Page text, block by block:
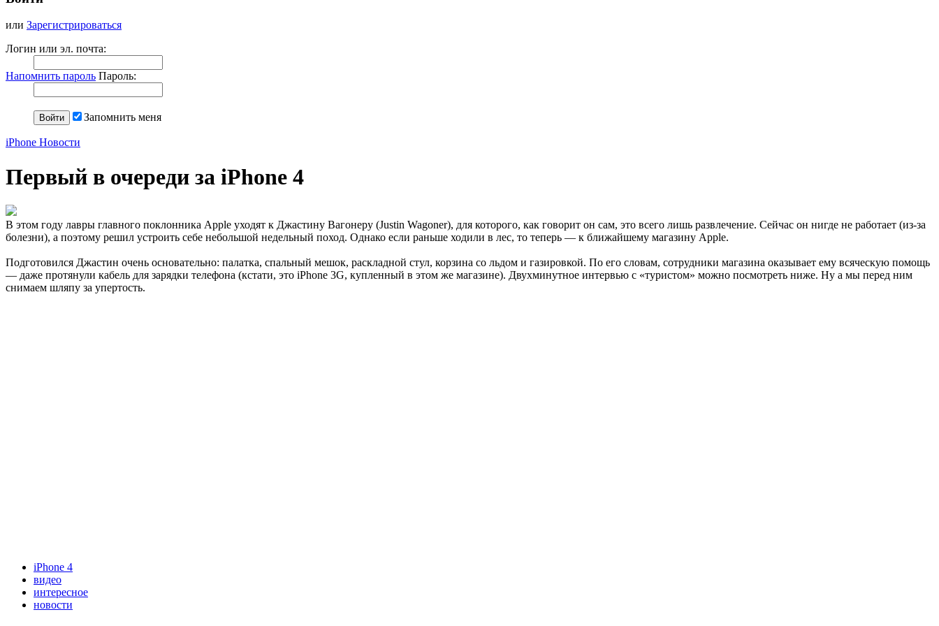
или Зарегистрироваться
Логин или эл. почта:
Напомнить пароль Пароль:
Запомнить меня
iPhone Новости
Первый в очереди за iPhone 4
В этом году лавры главного поклонника Apple уходят к Джастину Вагонеру (Justin Wagoner), для которого, как говорит он сам, это всего лишь развлечение. Сейчас он нигде не работает (из-за
болезни), а поэтому решил устроить себе небольшой недельный поход. Однако если раньше ходили в лес, то теперь — к ближайшему магазину Apple.
Подготовился Джастин очень основательно: палатка, спальный мешок, раскладной стул, корзина со льдом и газировкой. По его словам, сотрудники магазина оказывает ему всяческую помощь
— даже протянули кабель для зарядки телефона (кстати, это iPhone 3G, купленный в этом же магазине). Двухминутное интервью с «туристом» можно посмотреть ниже. Ну а мы перед ним
снимаем шляпу за упертость.
iPhone 4
видео
интересное
новости